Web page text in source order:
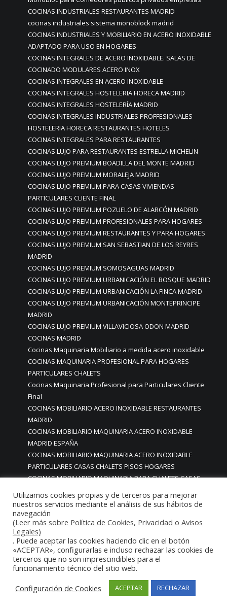
COCINAS INDUSTRIALES RESTAURANTES MADRID
cocinas industriales sistema monoblock madrid
COCINAS INDUSTRIALES Y MOBILIARIO EN ACERO INOXIDABLE
ADAPTADO PARA USO EN HOGARES
COCINAS INTEGRALES DE ACERO INOXIDABLE. SALAS DE
COCINADO MODULARES ACERO INOX
COCINAS INTEGRALES EN ACERO INOXIDABLE
COCINAS INTEGRALES HOSTELERIA HORECA MADRID
COCINAS INTEGRALES HOSTELERÍA MADRID
COCINAS INTEGRALES INDUSTRIALES PROFFESIONALES
HOSTELERIA HORECA RESTAURANTES HOTELES
COCINAS INTEGRALES PARA RESTAURANTES
COCINAS LUJO PARA RESTAURANTES ESTRELLA MICHELIN
COCINAS LUJO PREMIUM BOADILLA DEL MONTE MADRID
COCINAS LUJO PREMIUM MORALEJA MADRID
COCINAS LUJO PREMIUM PARA CASAS VIVIENDAS
PARTICULARES CLIENTE FINAL
COCINAS LUJO PREMIUM POZUELO DE ALARCÓN MADRID
COCINAS LUJO PREMIUM PROFESIONALES PARA HOGARES
COCINAS LUJO PREMIUM RESTAURANTES Y PARA HOGARES
COCINAS LUJO PREMIUM SAN SEBASTIAN DE LOS REYRES
MADRID
COCINAS LUJO PREMIUM SOMOSAGUAS MADRID
COCINAS LUJO PREMIUM URBANICACIÓN EL BOSQUE MADRID
COCINAS LUJO PREMIUM URBANICACIÓN LA FINCA MADRID
COCINAS LUJO PREMIUM URBANICACIÓN MONTEPRINCIPE
MADRID
COCINAS LUJO PREMIUM VILLAVICIOSA ODON MADRID
COCINAS MADRID
Cocinas Maquinaria Mobiliario a medida acero inoxidable
COCINAS MAQUINARIA PROFESIONAL PARA HOGARES
PARTICULARES CHALETS
Cocinas Maquinaria Profesional para Particulares Cliente
Final
COCINAS MOBILIARIO ACERO INOXIDABLE RESTAURANTES
MADRID
COCINAS MOBILIARIO MAQUINARIA ACERO INOXIDABLE
MADRID ESPAÑA
COCINAS MOBILIARIO MAQUINARIA ACERO INOXIDABLE
PARTICULARES CASAS CHALETS PISOS HOGARES
COCINAS MOBILIARIO MAQUINARIA PARA CHALETS CASAS
cocinas mobiliario para furgonetas restaurante
COCINAS MOBILIARIO PERSONALIZADO MADRID
COCINAS MODERNAS
COCINAS MODERNAS BONITAS CON MOBILIARIO DE ACERO
INOXIDABLE EN MADRID
COCINAS MODERNAS BONITAS EN MADRID
COCINAS MODERNAS BONITAS MADRID
COCINAS MODERNAS CON ENCANTO MADRID
COCINAS MODERNAS EN MADRID
Utilizamos cookies propias y de terceros para mejorar
nuestros servicios mediante el análisis de sus hábitos de
navegación
(Leer más sobre Política de Cookies, Privacidad o Avisos
Legales)
. Puede aceptar las cookies haciendo clic en el botón
«ACEPTAR», configurarlas e incluso rechazar las cookies de
terceros que no son imprescindibles para el
funcionamiento técnico del sitio web.
Configuración de Cookies
ACEPTAR RECHAZAR